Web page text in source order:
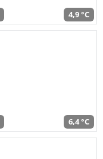
4,9 °C
6,4 °C